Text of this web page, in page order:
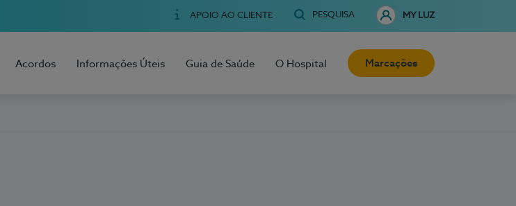
APOIO AO CLIENTE PESQUISA MY LUZ
Acordos Informações Úteis Guia de Saúde O Hospital Marcações